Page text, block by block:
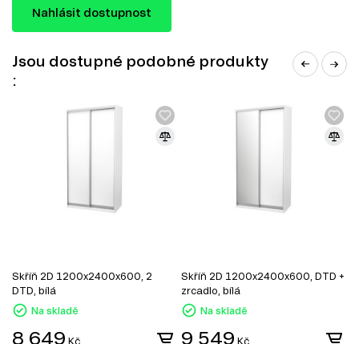
Nahlásit dostupnost
Jsou dostupné podobné produkty
:
Skříň 2D 1200x2400x600, 2
DTD, bílá
Na skladě
8 649 Kč
Skříň 2D 1200x2400x600, DTD +
zrcadlo, bílá
Na skladě
9 549 Kč